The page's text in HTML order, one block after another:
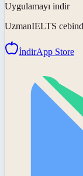
Uygulamayı indir
UzmanIELTS
İndirApp Store